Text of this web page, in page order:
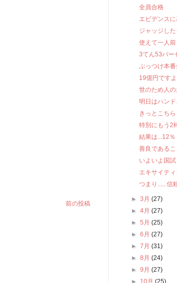
前の投稿
全員合格
エビデンスに
ジャッジし
使えて一人前
3てん53パー
ぶっつけ本
19億円ですよ
世のため人
明日はハン
きっとこち
特別にもう2
結果は...12％
善良である
いよいよ国試
エキサイテ
つまり......信
►3月(27)
►4月(27)
►5月(25)
►6月(27)
►7月(31)
►8月(24)
►9月(27)